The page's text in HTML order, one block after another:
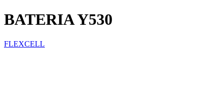
BATERIA Y530
FLEXCELL